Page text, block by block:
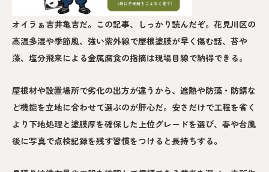
オイラぁ吉井亀吉だ。この記事、しっかり読んだぞ。花見川区の
高温多湿や季節風、強い紫外線で屋根塗膜が早く傷む話、苔や
藻、塩分飛来による金属腐食の指摘は現場目線で納得できる。
屋根材や設置場所で劣化の出方が違うから、遮熱や防藻・防錆な
ど機能を立地に合わせて選ぶのが肝心だ。安さだけで工程を省く
より下地処理と塗膜厚を確保した上位グレードを選び、春や台風
後に写真で点検記録を残す習慣をつけると長持ちする。